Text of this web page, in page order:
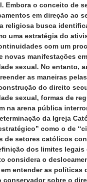
Embora o conceito de
em direção ao
religiosa busca
uma estratégia do
com um
novas manifestações
sexual. No entanto,
as maneiras
do direito
sexual, formas de
na arena pública
da Igreja
como o de
de setores católicos
dos limites
considera o
entender as políticas
sobre o